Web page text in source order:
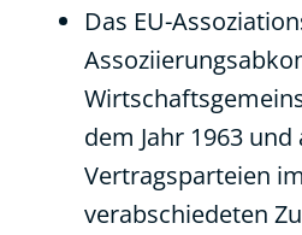
Das EU-
dem Jahr 1963
Vertragsparteien
verabschiedeten